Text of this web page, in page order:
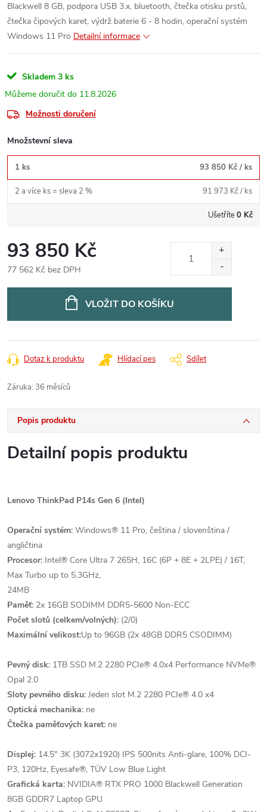
Blackwell 8 GB, podpora USB 3.x, bluetooth, čtečka otisku prstů,
čtečka čipových karet, výdrž baterie 6 - 8 hodin, operační systém
Windows 11 Pro Detailní informace
Skladem 3 ks
11.8.2026
Možnosti doručení
Množstevní sleva
1 ks 93 850 Kč / ks
2 a více ks = sleva 2 % 91 973 Kč/ ks
Ušetříte0 Kč
93 850 Kč
77 562 Kč bez DPH
VLOŽIT DO KOŠÍKU
Dotaz k produktu Hlídací pes Sdílet
Záruka: 36 měsíců
Popis produktu
Detailní popis produktu
Lenovo ThinkPad P14s Gen 6 (Intel)
Operační systém: Windows® 11 Pro, čeština / slovenština /
angličtina
Procesor: Intel® Core Ultra 7 265H, 16C (6P + 8E + 2LPE) / 16T,
Max Turbo up to 5.3GHz,
24MB
Paměť: 2x 16GB SODIMM DDR5-5600 Non-ECC
Počet slotů (celkem/volných): (2/0)
Maximální velikost:Up to 96GB (2x 48GB DDR5 CSODIMM)
Pevný disk: 1TB SSD M.2 2280 PCIe® 4.0x4 Performance NVMe®
Opal 2.0
Sloty pevného disku: Jeden slot M.2 2280 PCIe® 4.0 x4
Optická mechanika: ne
Čtečka paměťových karet: ne
Displej: 14.5" 3K (3072x1920) IPS 500nits Anti-glare, 100% DCI-
P3, 120Hz, Eyesafe®, TÜV Low Blue Light
Grafická karta: NVIDIA® RTX PRO 1000 Blackwell Generation
8GB GDDR7 Laptop GPU